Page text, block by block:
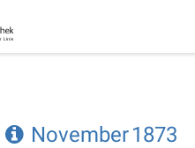
November1873